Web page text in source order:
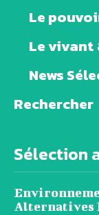
Le
Le vivant
News
Rechercher
Sélection
Alternatives